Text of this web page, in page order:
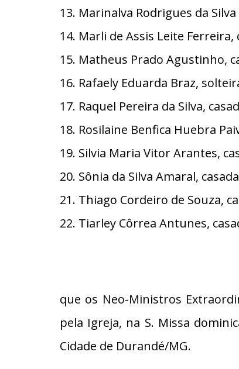
13. Marinalva Rodrigues da
14. Marli de Assis Leite
15. Matheus Prado Agustinho,
16. Rafaely Eduarda Braz,
17. Raquel Pereira da Silva,
18. Rosilaine Benfica Huebra
19. Silvia Maria Vitor Arantes,
20. Sônia da Silva Amaral,
21. Thiago Cordeiro de Souza,
22. Tiarley Côrrea Antunes,
que os Neo-Ministros
pela Igreja, na S. Missa
Cidade de Durandé/MG.